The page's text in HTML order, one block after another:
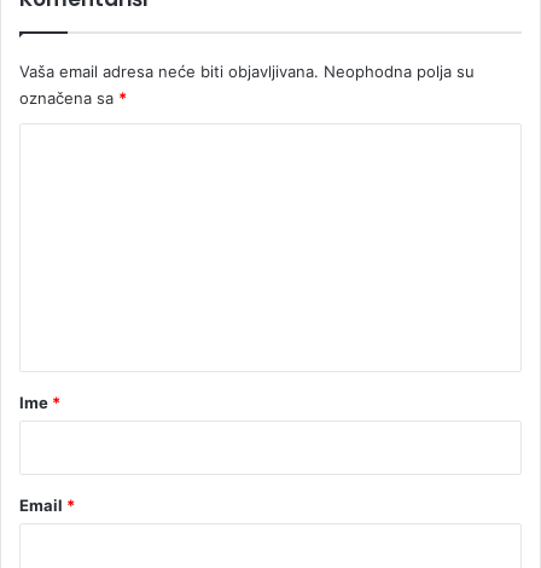
m
n
i
Vaša email adresa neće biti objavljivana. Neophodna polja su
označena sa *
r
Ime *
Email *